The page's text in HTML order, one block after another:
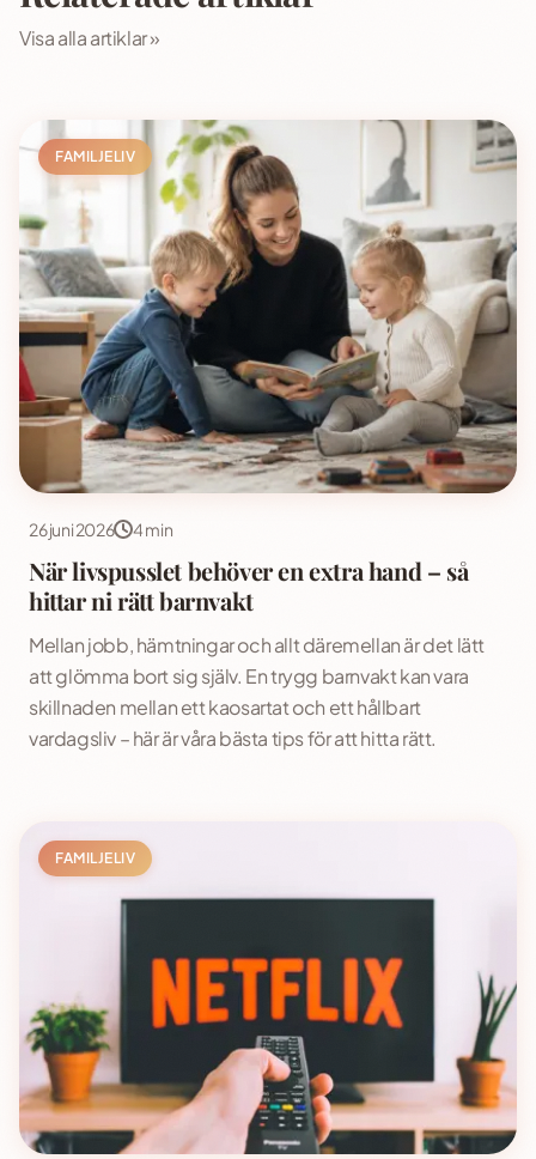
Visa alla artiklar »
FAMILJELIV
26 juni 2026 4 min
När livspusslet behöver en extra hand – så
hittar ni rätt barnvakt
Mellan jobb, hämtningar och allt däremellan är det lätt
att glömma bort sig själv. En trygg barnvakt kan vara
skillnaden mellan ett kaosartat och ett hållbart
vardagsliv – här är våra bästa tips för att hitta rätt.
FAMILJELIV